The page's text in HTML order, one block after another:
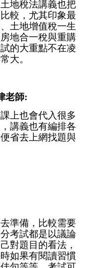
地稅法講義也把
較，尤其印象最
土地增值稅一生
地合一稅與重購
的大重點不在凌
大。
老師:
上也會代入很多
講義也有編排各
省去上網找題與
準備，比較需要
考試都是以議論
對題目的看法，
如果有閱讀習慣